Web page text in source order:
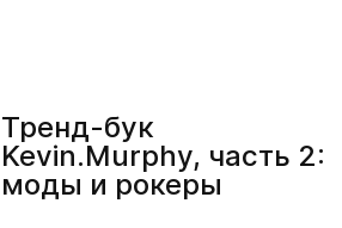
Тренд-бук
Kevin.Murphy, часть 2:
моды и рокеры